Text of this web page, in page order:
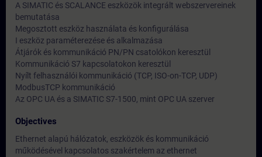
A SIMATIC és SCALANCE eszközök integrált webszervereinek
bemutatása
Megosztott eszköz használata és konfigurálása
I eszköz paraméterezése és alkalmazása
Átjárók és kommunikáció PN/PN csatolókon keresztül
Kommunikáció S7 kapcsolatokon keresztül
Nyílt felhasználói kommunikáció (TCP, ISO-on-TCP, UDP)
ModbusTCP kommunikáció
Az OPC UA és a SIMATIC S7-1500, mint OPC UA szerver
Objectives
Ethernet alapú hálózatok, eszközök és kommunikáció
működésével kapcsolatos szakértelem az ethernet